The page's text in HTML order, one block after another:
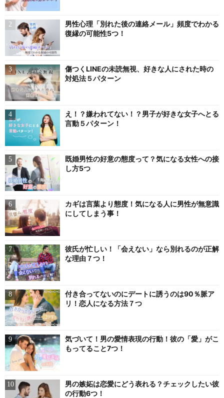
男性心理「別れた後の連絡メール」頻度でわかる
復縁の可能性5つ！
傷つくLINEの未読無視、好きな人にされた時の
対処法５パターン
え！？嫌われてない！？男子が好きな女子へとる
言動５パターン！
既婚男性の好意の態度って？気になる女性への接
し方5つ
カギは言葉より態度！気になる人に男性が無意識
にしてしまう事！
彼氏が忙しい！「会えない」なら別れるのが正解
な理由７つ！
付き合ってないのにデートに誘うのは90％脈ア
リ！恋人になる方法７つ
気づいて！男の愛情表現の行動！彼の「愛」がこ
もってること7つ！
男の嫉妬は恋愛にどう表れる？チェックしたい彼
の行動6つ！